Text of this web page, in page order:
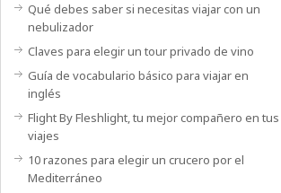
Qué debes saber si necesitas viajar con un
nebulizador
Claves para elegir un tour privado de vino
Guía de vocabulario básico para viajar en
inglés
Flight By Fleshlight, tu mejor compañero en tus
viajes
10 razones para elegir un crucero por el
Mediterráneo